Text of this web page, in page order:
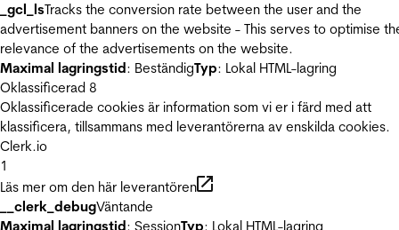
_gcl_lsTracks the conversion rate between the user and the
advertisement banners on the website - This serves to optimise
relevance of the advertisements on the website.
Maximal lagringstid: BeständigTyp: Lokal HTML-lagring
Oklassificerad 8
Oklassificerade cookies är information som vi er i färd med att
klassificera, tillsammans med leverantörerna av enskilda cookies.
Clerk.io
1
Läs mer om den här leverantören
__clerk_debugVäntande
Maximal lagringstid: SessionTyp: Lokal HTML-lagring